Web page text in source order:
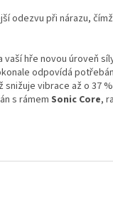
odezvu při nárazu,
hře novou úroveň
odpovídá
snižuje vibrace až o 37
s rámem Sonic Core,